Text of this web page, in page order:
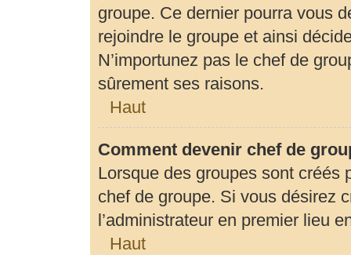
groupe. Ce dernier pourra vous
rejoindre le groupe et ainsi
N’importunez pas le chef de
sûrement ses raisons.
Haut
Comment devenir chef de
Lorsque des groupes sont créés
chef de groupe. Si vous désirez
l’administrateur en premier lieu
Haut